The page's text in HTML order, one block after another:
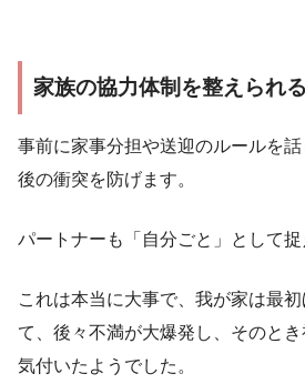
家族の協力体制を整えられる
事前に家事分担や送迎のルールを
後の衝突を防げます。
パートナーも「自分ごと」として捉
これは本当に大事で、我が家は最
て、後々不満が大爆発し、そのと
気付いたようでした。